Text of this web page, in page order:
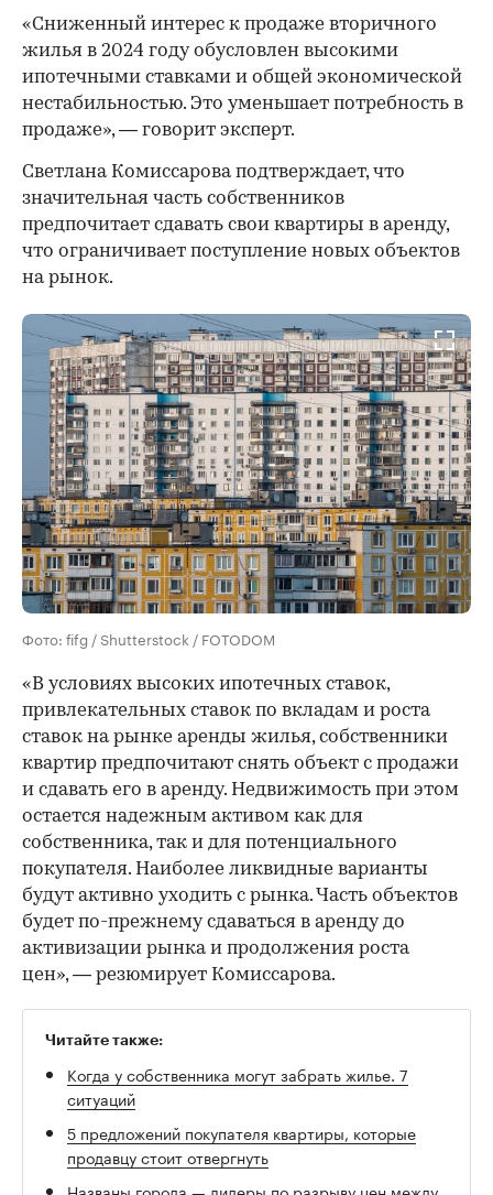
«Сниженный интерес к продаже вторичного
жилья в 2024 году обусловлен высокими
ипотечными ставками и общей экономической
нестабильностью. Это уменьшает потребность в
продаже», — говорит эксперт.
Светлана Комиссарова подтверждает, что
значительная часть собственников
предпочитает сдавать свои квартиры в аренду,
что ограничивает поступление новых объектов
на рынок.
Фото: fifg / Shutterstock / FOTODOM
«В условиях высоких ипотечных ставок,
привлекательных ставок по вкладам и роста
ставок на рынке аренды жилья, собственники
квартир предпочитают снять объект с продажи
и сдавать его в аренду. Недвижимость при этом
остается надежным активом как для
собственника, так и для потенциального
покупателя. Наиболее ликвидные варианты
будут активно уходить с рынка. Часть объектов
будет по-прежнему сдаваться в аренду до
активизации рынка и продолжения роста
цен», — резюмирует Комиссарова.
Читайте также:
Когда у собственника могут забрать жилье. 7
ситуаций
5 предложений покупателя квартиры, которые
продавцу стоит отвергнуть